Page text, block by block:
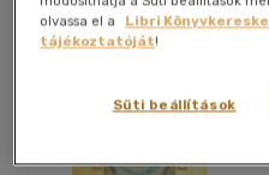
olvassa el a
Libri
tájékoztatóját!
Süti beállítások